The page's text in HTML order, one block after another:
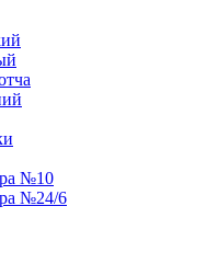
№10
№24/6